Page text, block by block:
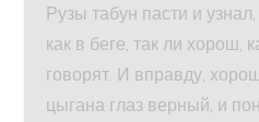
Рузы табун пасти и узнал,
как в беге, так ли хорош,
говорят. И вправду,
цыгана глаз верный, и